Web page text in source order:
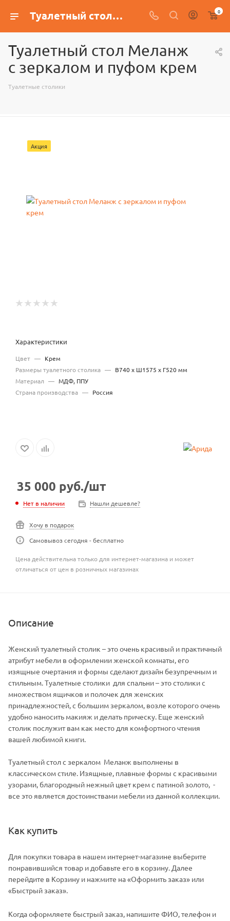
Туалетный стол Меланж с зеркалом и пуфом крем 0
Туалетный стол Меланж
с зеркалом и пуфом крем
Туалетные столики
Акция
Характеристики
Цвет — Крем
Размеры туалетного столика — В740 x Ш1575 x Г520 мм
Материал — МДФ, ППУ
Страна производства — Россия
35 000 руб./шт
Нет в наличии Нашли дешевле?
Хочу в подарок
Самовывоз сегодня - бесплатно
Цена действительна только для интернет-магазина и может
отличаться от цен в розничных магазинах
Описание
Женский туалетный столик – это очень красивый и практичный
атрибут мебели в оформлении женской комнаты, его
изящные очертания и формы сделают дизайн безупречным и
стильным. Туалетные столики для спальни – это столики с
множеством ящичков и полочек для женских
принадлежностей, с большим зеркалом, возле которого очень
удобно наносить макияж и делать прическу. Еще женский
столик послужит вам как место для комфортного чтения
вашей любимой книги.
Туалетный стол с зеркалом Меланж выполнены в
классическом стиле. Изящные, плавные формы с красивыми
узорами, благородный нежный цвет крем с патиной золото, -
все это является достоинствами мебели из данной коллекции.
Как купить
Для покупки товара в нашем интернет-магазине выберите
понравившийся товар и добавьте его в корзину. Далее
перейдите в Корзину и нажмите на «Оформить заказ» или
«Быстрый заказ».
Когда оформляете быстрый заказ, напишите ФИО, телефон и